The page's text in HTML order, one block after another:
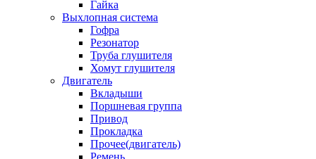
Гайка
Выхлопная система
Гофра
Резонатор
Труба глушителя
Хомут глушителя
Двигатель
Вкладыши
Поршневая группа
Привод
Прокладка
Прочее(двигатель)